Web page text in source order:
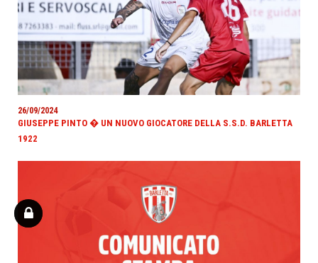
26/09/2024
GIUSEPPE PINTO � UN NUOVO GIOCATORE DELLA S.S.D. BARLETTA
1922